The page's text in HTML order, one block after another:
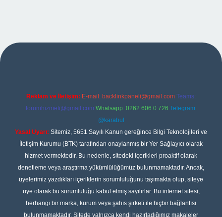
giriş
Reklam ve İletişim: E-mail: backlinkpaneli@gmail.com Teams:
forumhizmeti@gmail.com Whatsapp: 0262 606 0 726 Telegram:
@karabul
Yasal Uyarı: Sitemiz, 5651 Sayılı Kanun gereğince Bilgi Teknolojileri ve
İletişim Kurumu (BTK) tarafından onaylanmış bir Yer Sağlayıcı olarak
hizmet vermektedir. Bu nedenle, sitedeki içerikleri proaktif olarak
denetleme veya araştırma yükümlülüğümüz bulunmamaktadır. Ancak,
üyelerimiz yazdıkları içeriklerin sorumluluğunu taşımakta olup, siteye
üye olarak bu sorumluluğu kabul etmiş sayılırlar. Bu internet sitesi,
herhangi bir marka, kurum veya şahıs şirketi ile hiçbir bağlantısı
bulunmamaktadır. Sitede yalnızca kendi hazırladığımız makaleler